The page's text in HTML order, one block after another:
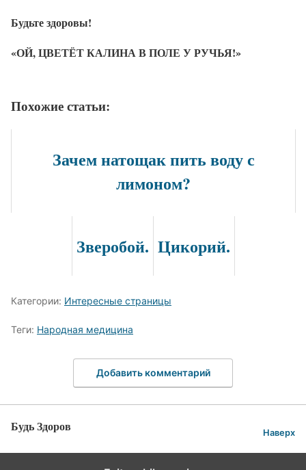
Будьте здоровы!
«ОЙ, ЦВЕТЁТ КАЛИНА В ПОЛЕ У РУЧЬЯ!»
Похожие статьи:
Зачем натощак пить воду с
лимоном?
Зверобой. Цикорий.
Категории: Интересные страницы
Теги: Народная медицина
Добавить комментарий
Будь Здоров Наверх